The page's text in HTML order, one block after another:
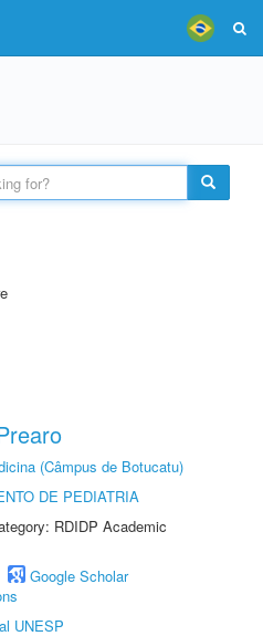
(Câmpus de Botucatu)
DE PEDIATRIA
RDIDP Academic
Google Scholar
UNESP